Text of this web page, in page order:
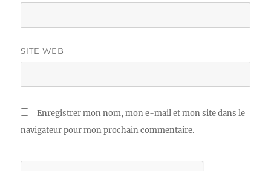
SITE WEB
Enregistrer mon nom, mon e-mail et mon site dans le
navigateur pour mon prochain commentaire.